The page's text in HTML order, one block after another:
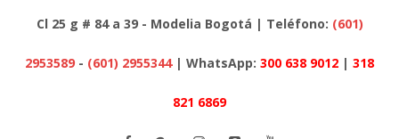
Cl 25 g # 84 a 39 - Modelia Bogotá | Teléfono: (601)
2953589 - (601) 2955344 | WhatsApp: 300 638 9012 | 318
821 6869